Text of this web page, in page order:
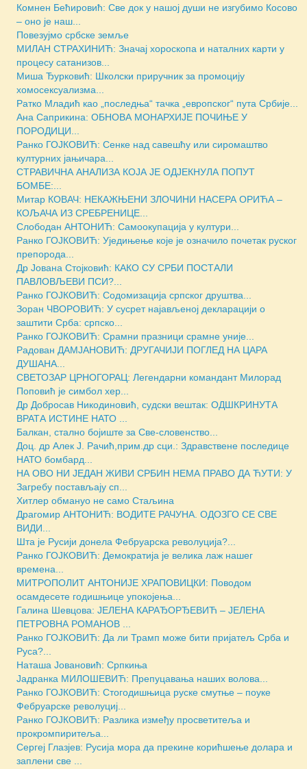
Комнен Бећировић: Све док у нашој души не изгубимо Косово
– оно је наш...
Повезујмо србске земље
МИЛАН СТРАХИНИЋ: Значај хороскопа и наталних карти у
процесу сатанизов...
Миша Ђурковић: Школски приручник за промоцију
хомосексуализма...
Ратко Младић као „последња“ тачка „европског“ пута Србије...
Ана Саприкина: ОБНОВА МОНАРХИЈЕ ПОЧИЊЕ У
ПОРОДИЦИ...
Ранко ГОЈКОВИЋ: Сенке над савешћу или сиромаштво
културних јањичара...
СТРАВИЧНА АНАЛИЗА КОЈА ЈЕ ОДЈЕКНУЛА ПОПУТ
БОМБЕ:...
Митар КОВАЧ: НЕКАЖЊЕНИ ЗЛОЧИНИ НАСЕРА ОРИЋА –
КОЉАЧА ИЗ СРЕБРЕНИЦЕ...
Слободан АНТОНИЋ: Самоокупација у култури...
Ранко ГОЈКОВИЋ: Уједињење које је означило почетак руског
препорода...
Др Јована Стојковић: КАКО СУ СРБИ ПОСТАЛИ
ПАВЛОВЉЕВИ ПСИ?...
Ранко ГОЈКОВИЋ: Содомизација српског друштва...
Зоран ЧВОРОВИЋ: У сусрет најављеној декларацији о
заштити Срба: српско...
Ранко ГОЈКОВИЋ: Срамни празници срамне уније...
Радован ДАМЈАНОВИЋ: ДРУГАЧИЈИ ПОГЛЕД НА ЦАРА
ДУШАНА...
СВЕТОЗАР ЦРНОГОРАЦ: Легендарни командант Милорад
Поповић је симбол хер...
Др Добросав Никодиновић, судски вештак: ОДШКРИНУТА
ВРАТА ИСТИНЕ НАТО ...
Балкан, стално бојиште за Све-словенство...
Доц. др Алек Ј. Рачић,прим.др сци.: Здравствене последице
НАТО бомбард...
НА ОВО НИ ЈЕДАН ЖИВИ СРБИН НЕМА ПРАВО ДА ЋУТИ: У
Загребу постављају сп...
Хитлер обмануо не само Стаљина
Драгомир АНТОНИЋ: ВОДИТЕ РАЧУНА. ОДОЗГО СЕ СВЕ
ВИДИ...
Шта је Русији донела Фебруарска револуција?...
Ранко ГОЈКОВИЋ: Демократија је велика лаж нашег
времена...
МИТРОПОЛИТ АНТОНИЈЕ ХРАПОВИЦКИ: Поводом
осамдесете годишњице упокојења...
Галина Шевцова: ЈЕЛЕНА КАРАЂОРЂЕВИЋ – ЈЕЛЕНА
ПЕТРОВНА РОМАНОВ ...
Ранко ГОЈКОВИЋ: Да ли Трамп може бити пријатељ Срба и
Руса?...
Наташа Јовановић: Српкиња
Јадранка МИЛОШЕВИЋ: Препуцавања наших волова...
Ранко ГОЈКОВИЋ: Стогодишњица руске смутње – поуке
Фебруарске револуциј...
Ранко ГОЈКОВИЋ: Разлика између просветитеља и
прокромпиритеља...
Сергеј Глазјев: Русија мора да прекине корићшење долара и
заплени све ...